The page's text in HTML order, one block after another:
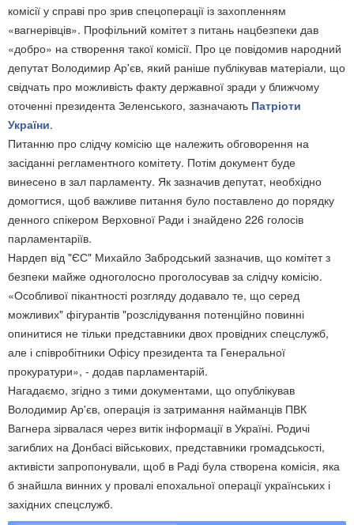
комісії у справі про зрив спецоперації із захопленням
«вагнерівців». Профільний комітет з питань нацбезпеки дав
«добро» на створення такої комісії. Про це повідомив народний
депутат Володимир Ар'єв, який раніше публікував матеріали, що
свідчать про можливість факту державної зради у ближчому
оточенні президента Зеленського, зазначають Патріоти
України.
Питанню про слідчу комісію ще належить обговорення на
засіданні регламентного комітету. Потім документ буде
винесено в зал парламенту. Як зазначив депутат, необхідно
домогтися, щоб важливе питання було поставлено до порядку
денного спікером Верховної Ради і знайдено 226 голосів
парламентаріїв.
Нардеп від "ЄС" Михайло Забродський зазначив, що комітет з
безпеки майже одноголосно проголосував за слідчу комісію.
«Особливої пікантності розгляду додавало те, що серед
можливих" фігурантів "розслідування потенційно повинні
опинитися не тільки представники двох провідних спецслужб,
але і співробітники Офісу президента та Генеральної
прокуратури», - додав парламентарій.
Нагадаємо, згідно з тими документами, що опублікував
Володимир Ар'єв, операція із затримання найманців ПВК
Вагнера зірвалася через витік інформації в Україні. Родичі
загиблих на Донбасі військових, представники громадськості,
активісти запропонували, щоб в Раді була створена комісія, яка
б знайшла винних у провалі епохальної операції українських і
західних спецслужб.